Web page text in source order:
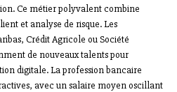
Ce métier polyvalent combine
et analyse de risque. Les
Crédit Agricole ou Société
de nouveaux talents pour
digitale. La profession bancaire
avec un salaire moyen oscillant